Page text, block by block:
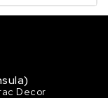
Decor